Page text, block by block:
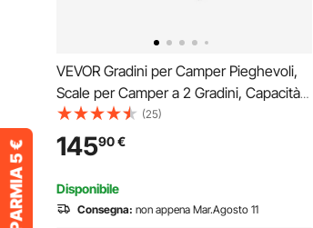
VEVOR Gradini per Camper Pieghevoli,
Scale per Camper a 2 Gradini, Capacità
Carico 199,58 kg in Lega di Alluminio,
Piastra in Acciaio Ispessito, Gradini
Antiscivolo per Entrata, Per Camper,
Rimorchio
(25)
14590€
Disponibile
Consegna: non appena Mar.Agosto 11